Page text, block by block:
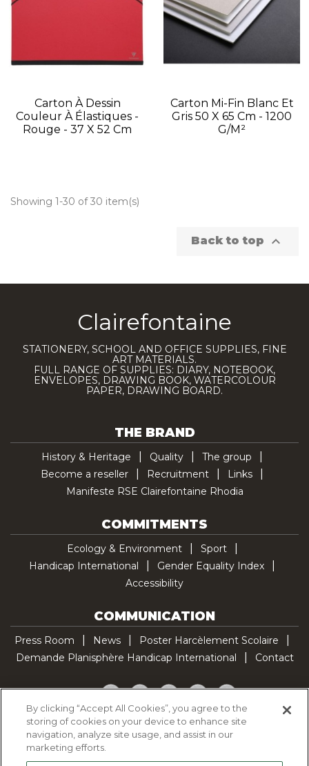
Carton À Dessin
Couleur À Élastiques -
Rouge - 37 X 52 Cm
Carton Mi-Fin Blanc Et
Gris 50 X 65 Cm - 1200
G/m²
Showing 1-30 of 30 item(s)
Back to top 
Clairefontaine
STATIONERY, SCHOOL AND OFFICE SUPPLIES, FINE
ART MATERIALS.
FULL RANGE OF SUPPLIES: DIARY, NOTEBOOK,
ENVELOPES, DRAWING BOOK, WATERCOLOUR
PAPER, DRAWING BOARD.
THE BRAND
History & Heritage Quality
The group
Become a reseller
Recruitment
Links
Manifeste RSE Clairefontaine Rhodia
COMMITMENTS
Ecology & Environment
Sport
Handicap International
Gender Equality Index
Accessibility
COMMUNICATION
Press Room News
Poster Harcèlement Scolaire
Demande Planisphère Handicap International
Contact
Facebook
TwitterYouTubePinterestTikTok
Cookie Policy
By clicking “Accept All Cookies”, you agree to the
storing of cookies on your device to enhance site
navigation, analyze site usage, and assist in our
marketing efforts.